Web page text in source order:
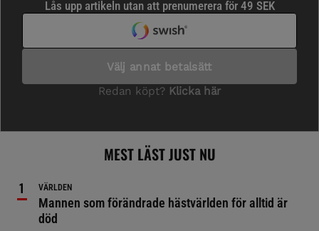
MEST LÄST JUST NU
VÄRLDEN
Mannen som förändrade hästvärlden för alltid är
död